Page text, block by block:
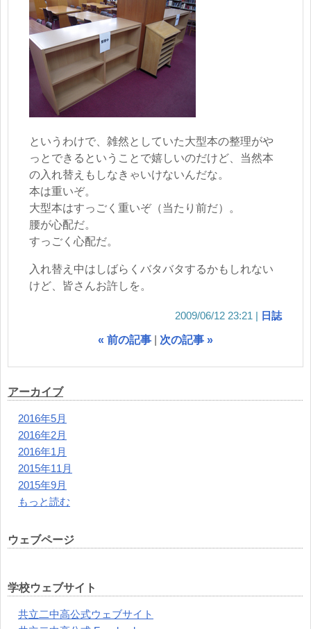
というわけで、雑然としていた大型本の整理がや
っとできるということで嬉しいのだけど、当然本
の入れ替えもしなきゃいけないんだな。
本は重いぞ。
大型本はすっごく重いぞ（当たり前だ）。
腰が心配だ。
すっごく心配だ。
入れ替え中はしばらくバタバタするかもしれない
けど、皆さんお許しを。
2009/06/12 23:21 日誌
« 前の記事 次の記事 »
アーカイブ
2016年5月
2016年2月
2016年1月
2015年11月
2015年9月
もっと読む
ウェブページ
学校ウェブサイト
共立二中高公式ウェブサイト